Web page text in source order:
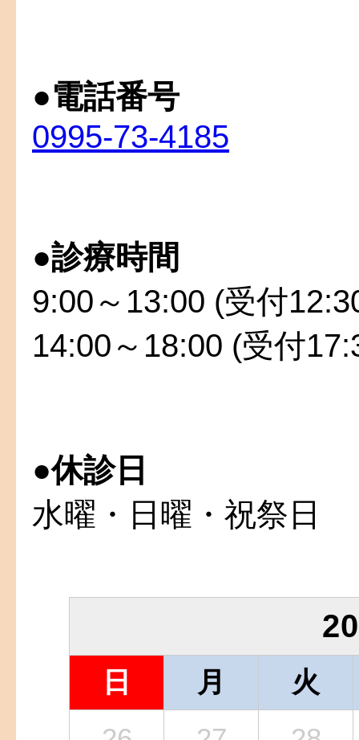
●電話番号
0995-73-4185
●診療時間
9:00～13:00 (受付
14:00～18:00 (受付
●休診日
水曜・日曜・祝祭日
日 月
火